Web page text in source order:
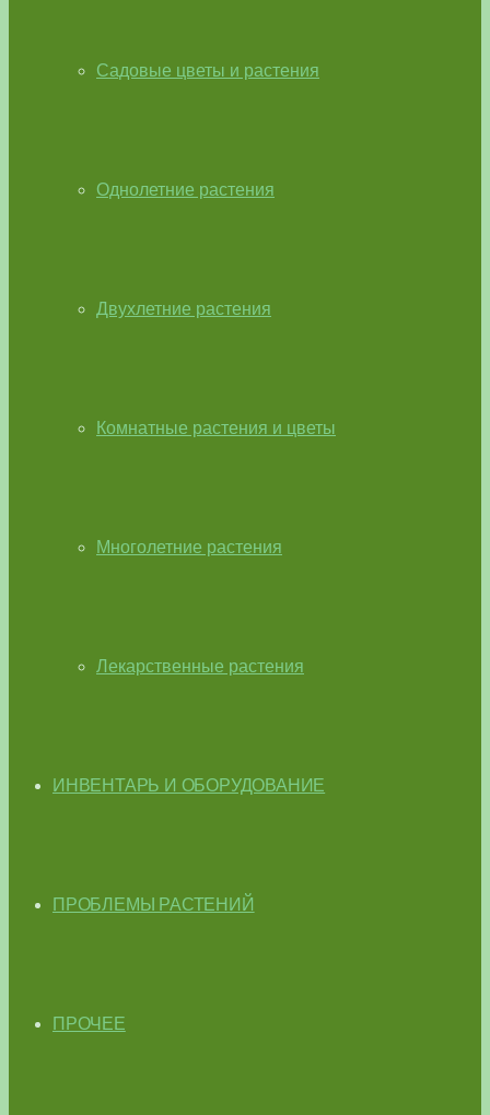
Садовые цветы и растения
Однолетние растения
Двухлетние растения
Комнатные растения и цветы
Многолетние растения
Лекарственные растения
ИНВЕНТАРЬ И ОБОРУДОВАНИЕ
ПРОБЛЕМЫ РАСТЕНИЙ
ПРОЧЕЕ